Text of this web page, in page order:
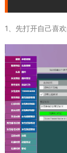
1、先打开自己喜